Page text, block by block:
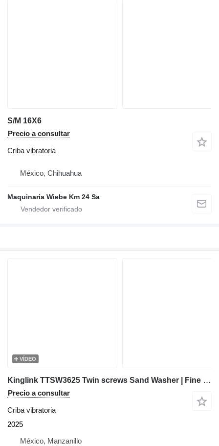
S/M 16X6
Precio a consultar
Criba vibratoria
México, Chihuahua
Maquinaria Wiebe Km 24 Sa
VÍDEO
Kinglink TTSW3625 Twin screws Sand Washer | Fine Material Washer
Precio a consultar
Criba vibratoria
2025
México, Manzanillo